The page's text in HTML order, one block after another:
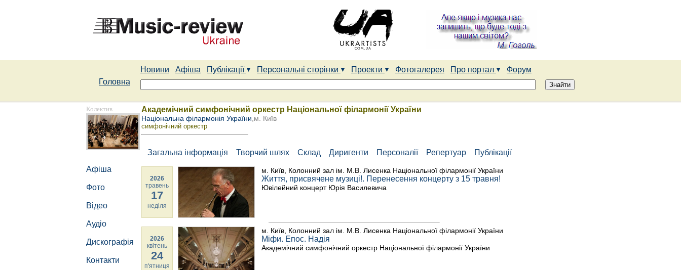
Новини Афіша Публікації Персональні сторінки Проекти Фотогалерея Про портал
Форум
Головна
Колектив
Афіша
Фото
Відео
Аудіо
Дискографія
Контакти
Академічний симфонічний оркестр Національної філармонії України
Національна філармонія України ,м. Київ
симфонічний оркестр
Загальна інформація Творчий шлях Склад Диригенти Персоналії Репертуар Публікації
2026
травень
17
неділя
м. Київ, Колонний зал ім. М.В. Лисенка Національної філармонії України
Життя, присвячене музиці!. Перенесення концерту з 15 травня!
Ювілейний концерт Юрія Василевича
2026
квітень
24
п'ятниця
м. Київ, Колонний зал ім. М.В. Лисенка Національної філармонії України
Міфи. Епос. Надія
Академічний симфонічний оркестр Національної філармонії України